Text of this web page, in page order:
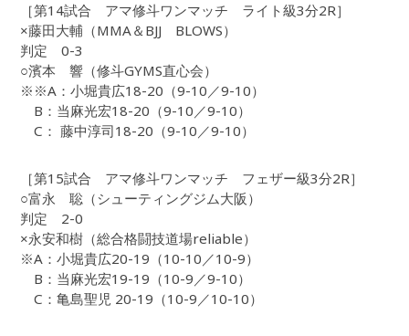
［第14試合 アマ修斗ワンマッチ ライト級3分2R］
×藤田大輔（MMA＆BJJ BLOWS）
判定 0-3
○濱本 響（修斗GYMS直心会）
※※A：小堀貴広18-20（9-10／9-10）
B：当麻光宏18-20（9-10／9-10）
C： 藤中淳司18-20（9-10／9-10）
［第15試合 アマ修斗ワンマッチ フェザー級3分2R］
○富永 聡（シューティングジム大阪）
判定 2-0
×永安和樹（総合格闘技道場reliable）
※A：小堀貴広20-19（10-10／10-9）
B：当麻光宏19-19（10-9／9-10）
C：亀島聖児 20-19（10-9／10-10）